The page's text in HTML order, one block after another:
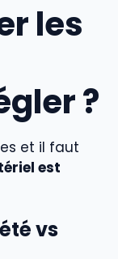
les
?
et il faut
est
vs